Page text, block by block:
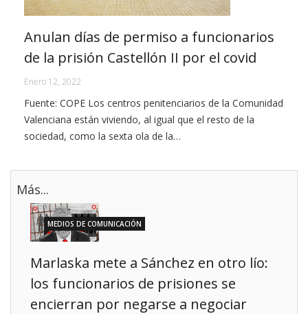
Anulan días de permiso a funcionarios
de la prisión Castellón II por el covid
Enero 12, 2022
Fuente: COPE Los centros penitenciarios de la Comunidad
Valenciana están viviendo, al igual que el resto de la
sociedad, como la sexta ola de la…
Más...
MEDIOS DE COMUNICACIÓN
Marlaska mete a Sánchez en otro lío:
los funcionarios de prisiones se
encierran por negarse a negociar